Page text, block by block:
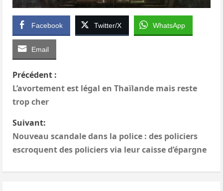
Facebook Twitter/X WhatsApp
Email
N
a
v
i
Précédent :
L’avortement est légal en Thaïlande mais reste
trop cher
Suivant:
Nouveau scandale dans la police : des policiers
escroquent des policiers via leur caisse d’épargne